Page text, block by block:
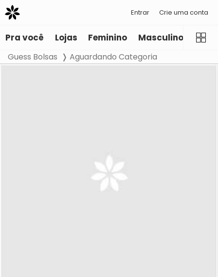
Entrar Crie uma conta
Pra você Lojas Feminino Masculino
Guess Bolsas Aguardando Categoria